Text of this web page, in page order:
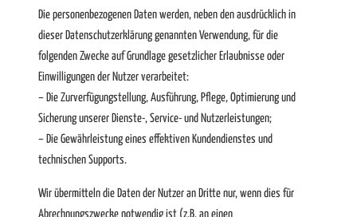
Die personenbezogenen Daten werden, neben den ausdrücklich in
dieser Datenschutzerklärung genannten Verwendung, für die
folgenden Zwecke auf Grundlage gesetzlicher Erlaubnisse oder
Einwilligungen der Nutzer verarbeitet:
– Die Zurverfügungstellung, Ausführung, Pflege, Optimierung und
Sicherung unserer Dienste-, Service- und Nutzerleistungen;
– Die Gewährleistung eines effektiven Kundendienstes und
technischen Supports.
Wir übermitteln die Daten der Nutzer an Dritte nur, wenn dies für
Abrechnungszwecke notwendig ist (z.B. an einen